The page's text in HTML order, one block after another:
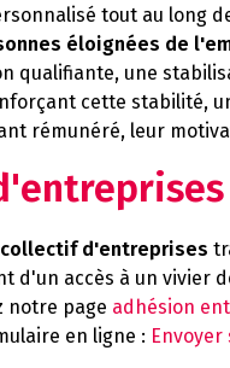
tout au long
éloignées de
qualifiante, une
cette stabilité,
rémunéré, leur
collectif d'entreprises
d'un accès à un vivier
notre page adhésion
en ligne : Envoyer